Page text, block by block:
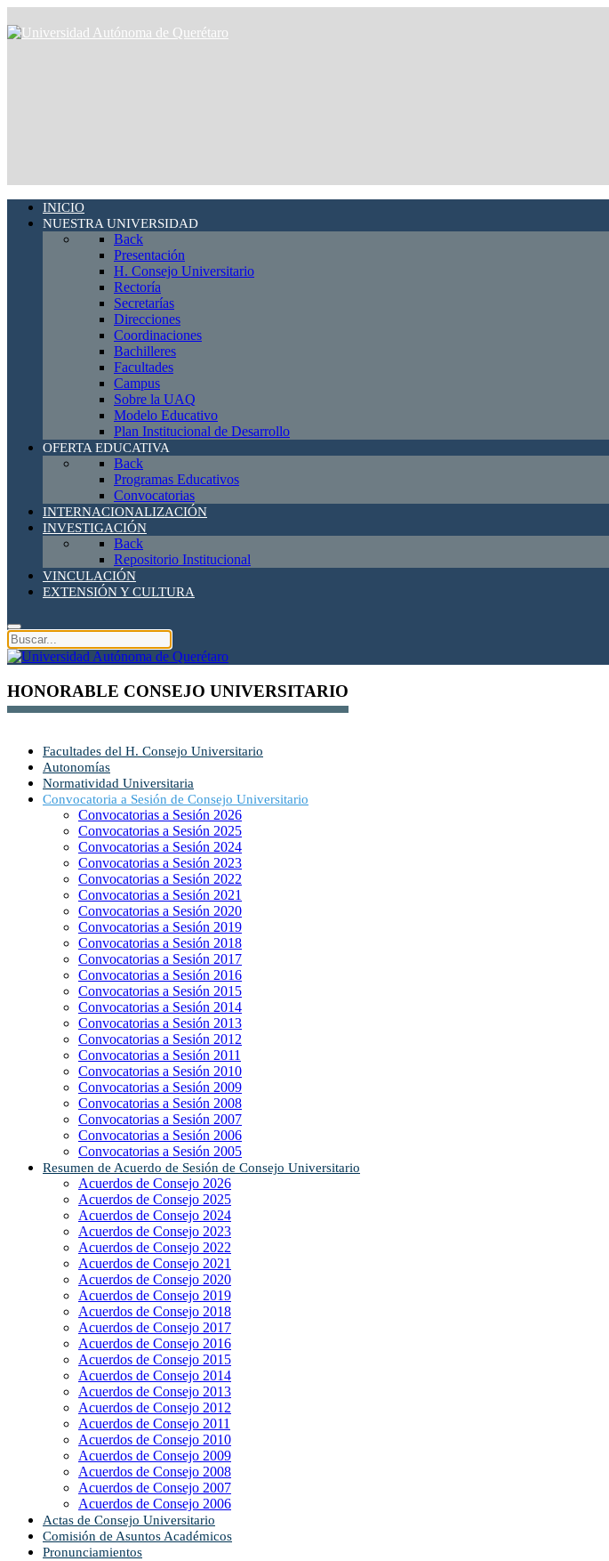
INICIO
NUESTRA UNIVERSIDAD
Back
Presentación
H. Consejo Universitario
Rectoría
Secretarías
Direcciones
Coordinaciones
Bachilleres
Facultades
Campus
Sobre la UAQ
Modelo Educativo
Plan Institucional de Desarrollo
OFERTA EDUCATIVA
Back
Programas Educativos
Convocatorias
INTERNACIONALIZACIÓN
INVESTIGACIÓN
Back
Repositorio Institucional
VINCULACIÓN
EXTENSIÓN Y CULTURA
HONORABLE CONSEJO UNIVERSITARIO
Facultades del H. Consejo Universitario
Autonomías
Normatividad Universitaria
Convocatoria a Sesión de Consejo Universitario
Convocatorias a Sesión 2026
Convocatorias a Sesión 2025
Convocatorias a Sesión 2024
Convocatorias a Sesión 2023
Convocatorias a Sesión 2022
Convocatorias a Sesión 2021
Convocatorias a Sesión 2020
Convocatorias a Sesión 2019
Convocatorias a Sesión 2018
Convocatorias a Sesión 2017
Convocatorias a Sesión 2016
Convocatorias a Sesión 2015
Convocatorias a Sesión 2014
Convocatorias a Sesión 2013
Convocatorias a Sesión 2012
Convocatorias a Sesión 2011
Convocatorias a Sesión 2010
Convocatorias a Sesión 2009
Convocatorias a Sesión 2008
Convocatorias a Sesión 2007
Convocatorias a Sesión 2006
Convocatorias a Sesión 2005
Resumen de Acuerdo de Sesión de Consejo Universitario
Acuerdos de Consejo 2026
Acuerdos de Consejo 2025
Acuerdos de Consejo 2024
Acuerdos de Consejo 2023
Acuerdos de Consejo 2022
Acuerdos de Consejo 2021
Acuerdos de Consejo 2020
Acuerdos de Consejo 2019
Acuerdos de Consejo 2018
Acuerdos de Consejo 2017
Acuerdos de Consejo 2016
Acuerdos de Consejo 2015
Acuerdos de Consejo 2014
Acuerdos de Consejo 2013
Acuerdos de Consejo 2012
Acuerdos de Consejo 2011
Acuerdos de Consejo 2010
Acuerdos de Consejo 2009
Acuerdos de Consejo 2008
Acuerdos de Consejo 2007
Acuerdos de Consejo 2006
Actas de Consejo Universitario
Comisión de Asuntos Académicos
Pronunciamientos